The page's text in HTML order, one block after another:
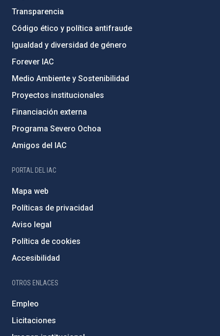
Transparencia
Código ético y política antifraude
Igualdad y diversidad de género
Forever IAC
Medio Ambiente y Sostenibilidad
Proyectos institucionales
Financiación externa
Programa Severo Ochoa
Amigos del IAC
PORTAL DEL IAC
Mapa web
Políticas de privacidad
Aviso legal
Política de cookies
Accesibilidad
OTROS ENLACES
Empleo
Licitaciones